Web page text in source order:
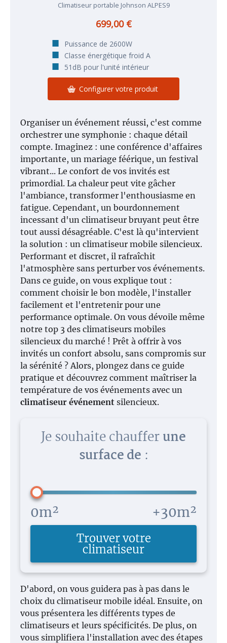
Climatiseur portable Johnson ALPES9
699,00 €
Puissance de 2600W
Classe énergétique froid A
51dB pour l'unité intérieur
Configurer votre produit
Organiser un événement réussi, c'est comme
orchestrer une symphonie : chaque détail
compte. Imaginez : une conférence d'affaires
importante, un mariage féérique, un festival
vibrant... Le confort de vos invités est
primordial. La chaleur peut vite gâcher
l'ambiance, transformer l'enthousiasme en
fatigue. Cependant, un bourdonnement
incessant d'un climatiseur bruyant peut être
tout aussi désagréable. C'est là qu'intervient
la solution : un climatiseur mobile silencieux.
Performant et discret, il rafraîchit
l'atmosphère sans perturber vos événements.
Dans ce guide, on vous explique tout :
comment choisir le bon modèle, l'installer
facilement et l'entretenir pour une
performance optimale. On vous dévoile même
notre top 3 des climatiseurs mobiles
silencieux du marché ! Prêt à offrir à vos
invités un confort absolu, sans compromis sur
la sérénité ? Alors, plongez dans ce guide
pratique et découvrez comment maîtriser la
température de vos événements avec un
climatiseur événement silencieux.
Je souhaite chaufferune
surface de :
0m² +30m²
Trouver votre
climatiseur
D'abord, on vous guidera pas à pas dans le
choix du climatiseur mobile idéal. Ensuite, on
vous présentera les différents types de
climatiseurs et leurs spécificités. De plus, on
vous simplifiera l'installation avec des étapes